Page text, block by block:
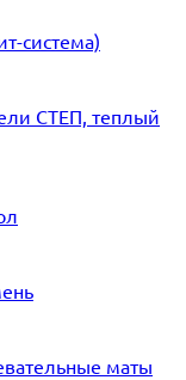
система)
СТЕП, теплый
маты